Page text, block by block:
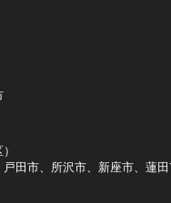
田市、所沢市、新座市、蓮